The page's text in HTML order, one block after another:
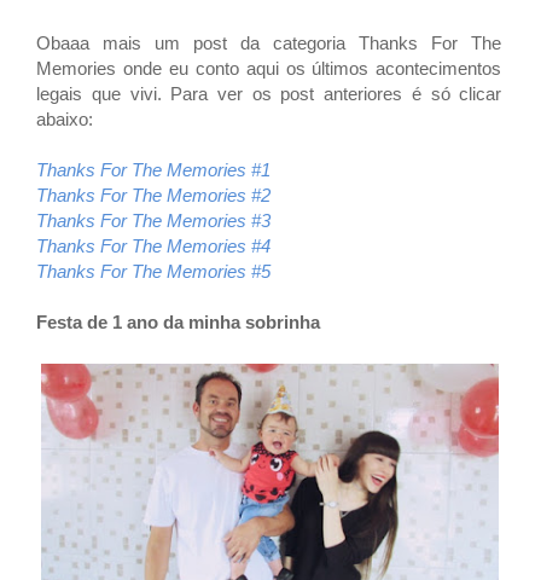
Obaaa mais um post da categoria Thanks For The
Memories onde eu conto aqui os últimos acontecimentos
legais que vivi. Para ver os post anteriores é só clicar
abaixo:
Thanks For The Memories #1
Thanks For The Memories #2
Thanks For The Memories #3
Thanks For The Memories #4
Thanks For The Memories #5
Festa de 1 ano da minha sobrinha